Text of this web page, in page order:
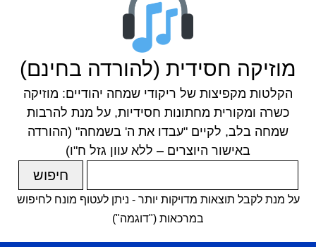
מוזיקה חסידית (להורדה בחינם)
הקלטות מקפיצות של ריקודי שמחה יהודיים: מוזיקה
כשרה ומקורית מחתונות חסידיות, על מנת להרבות
שמחה בלב, לקיים "עבדו את ה' בשמחה" (ההורדה
באישור היוצרים – ללא עוון גזל ח"ו)
על מנת לקבל תוצאות מדויקות יותר - ניתן לעטוף מונח לחיפוש
במרכאות ("דוגמה")